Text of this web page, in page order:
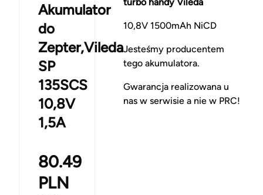
Akumulator
do
Zepter,Vileda
SP
135SCS
10,8V
1,5A
80.49
PLN
turbo handy Vileda
10,8V 1500mAh NiCD
Jesteśmy producentem
tego akumulatora.
Gwarancja realizowana u
nas w serwisie a nie w PRC!